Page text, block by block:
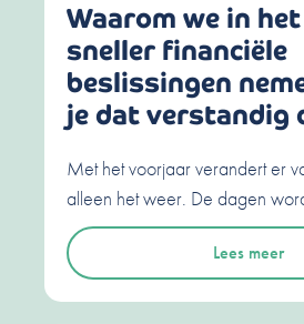
Waarom we in
sneller financiële
beslissingen
je dat verstandig
Met het voorjaar verandert er
alleen het weer. De dagen
Lees meer